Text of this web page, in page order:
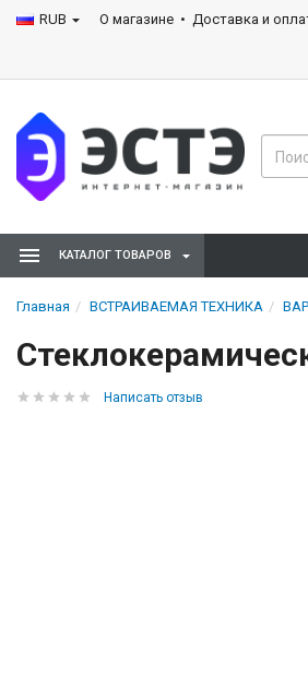
RUB О магазине Доставка и
КАТАЛОГ ТОВАРОВ
Главная ВСТРАИВАЕМАЯ ТЕХНИКА
Написать отзыв